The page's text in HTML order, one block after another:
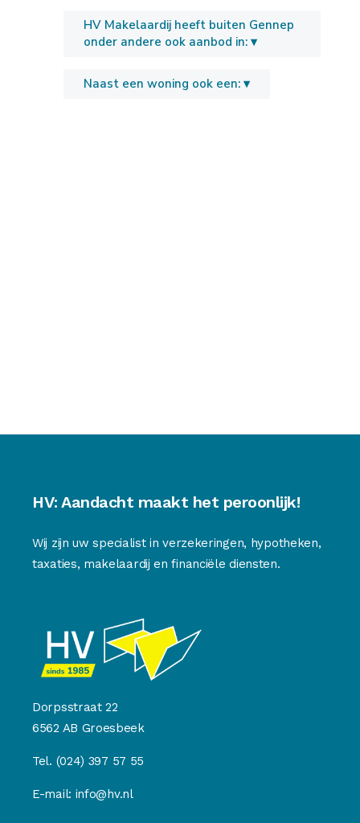
HV Makelaardij heeft buiten Gennep
onder andere ook aanbod in: ▾
Naast een woning ook een: ▾
HV: Aandacht maakt het peroonlijk!
Wij zijn uw specialist in verzekeringen, hypotheken,
taxaties, makelaardij en financiële diensten.
Dorpsstraat 22
6562 AB Groesbeek
Tel. (024) 397 57 55
E-mail: info@hv.nl